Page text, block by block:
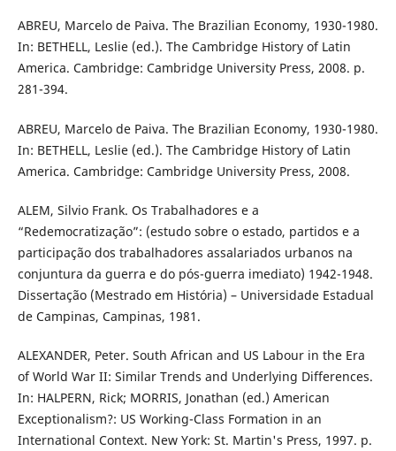
ABREU, Marcelo de Paiva. The Brazilian Economy, 1930-1980.
In: BETHELL, Leslie (ed.). The Cambridge History of Latin
America. Cambridge: Cambridge University Press, 2008. p.
281-394.
ABREU, Marcelo de Paiva. The Brazilian Economy, 1930-1980.
In: BETHELL, Leslie (ed.). The Cambridge History of Latin
America. Cambridge: Cambridge University Press, 2008.
ALEM, Silvio Frank. Os Trabalhadores e a
“Redemocratização”: (estudo sobre o estado, partidos e a
participação dos trabalhadores assalariados urbanos na
conjuntura da guerra e do pós-guerra imediato) 1942-1948.
Dissertação (Mestrado em História) – Universidade Estadual
de Campinas, Campinas, 1981.
ALEXANDER, Peter. South African and US Labour in the Era
of World War II: Similar Trends and Underlying Differences.
In: HALPERN, Rick; MORRIS, Jonathan (ed.) American
Exceptionalism?: US Working-Class Formation in an
International Context. New York: St. Martin's Press, 1997. p.